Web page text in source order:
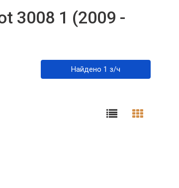
3008 1 (2009 -
Найдено 1 з/ч